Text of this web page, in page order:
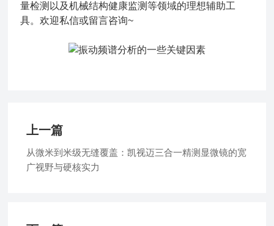
量检测以及机械结构健康监测等领域的理想辅助工
具。欢迎私信或留言咨询~
上一篇
从微米到米级无缝覆盖：凯视迈三合一精测显微镜的宽
广视野与硬核实力